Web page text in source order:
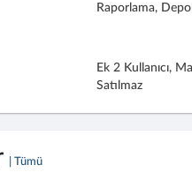
Raporlama,
Ek 2 Kullanıcı,
Satılmaz
| Tümü